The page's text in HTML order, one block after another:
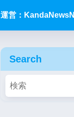
運営：
Search